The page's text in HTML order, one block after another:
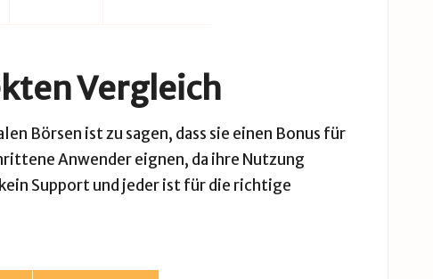
Vergleich
Börsen ist zu sagen, dass sie einen Bonus für
Anwender eignen, da ihre Nutzung
Support und jeder ist für die richtige